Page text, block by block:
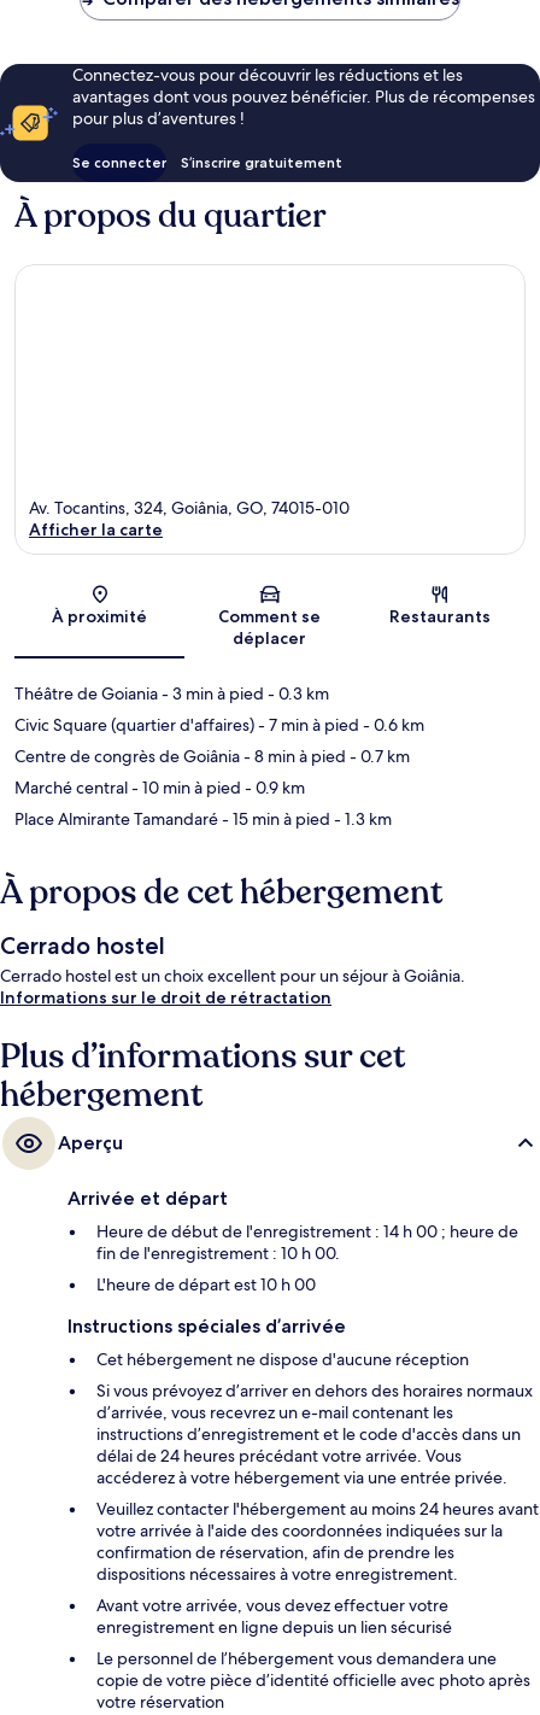
Connectez-vous pour découvrir les réductions et les
avantages dont vous pouvez bénéficier. Plus de récompenses
pour plus d’aventures !
Se connecter S’inscrire gratuitement
À propos du quartier
Carte
Av. Tocantins, 324, Goiânia, GO, 74015-010
Afficher la carte
À proximité
Comment se
déplacer
Restaurants
Théâtre de Goiania- 3 min à pied - 0.3 km
Civic Square (quartier d'affaires)- 7 min à pied - 0.6 km
Centre de congrès de Goiânia- 8 min à pied - 0.7 km
Marché central- 10 min à pied - 0.9 km
Place Almirante Tamandaré- 15 min à pied - 1.3 km
À propos de cet hébergement
Cerrado hostel
Cerrado hostel est un choix excellent pour un séjour à Goiânia.
Informations sur le droit de rétractation
Plus d’informations sur cet
hébergement
Aperçu
Arrivée et départ
Heure de début de l'enregistrement : 14 h 00 ; heure de
fin de l'enregistrement : 10 h 00.
L'heure de départ est 10 h 00
Instructions spéciales d’arrivée
Cet hébergement ne dispose d'aucune réception
Si vous prévoyez d’arriver en dehors des horaires normaux
d’arrivée, vous recevrez un e-mail contenant les
instructions d’enregistrement et le code d'accès dans un
délai de 24 heures précédant votre arrivée. Vous
accéderez à votre hébergement via une entrée privée.
Veuillez contacter l'hébergement au moins 24 heures avant
votre arrivée à l'aide des coordonnées indiquées sur la
confirmation de réservation, afin de prendre les
dispositions nécessaires à votre enregistrement.
Avant votre arrivée, vous devez effectuer votre
enregistrement en ligne depuis un lien sécurisé
Le personnel de l’hébergement vous demandera une
copie de votre pièce d’identité officielle avec photo après
votre réservation